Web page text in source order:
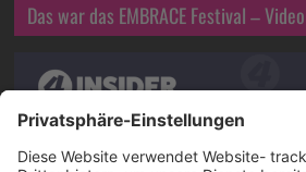
Das war das EMBRACE Festival –